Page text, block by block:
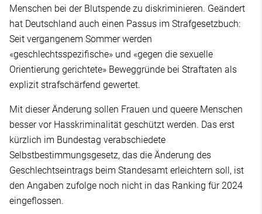
Menschen bei der Blutspende zu diskriminieren. Geändert
hat Deutschland auch einen Passus im Strafgesetzbuch:
Seit vergangenem Sommer werden
«geschlechtsspezifische» und «gegen die sexuelle
Orientierung gerichtete» Beweggründe bei Straftaten als
explizit strafschärfend gewertet.
Mit dieser Änderung sollen Frauen und queere Menschen
besser vor Hasskriminalität geschützt werden. Das erst
kürzlich im Bundestag verabschiedete
Selbstbestimmungsgesetz, das die Änderung des
Geschlechtseintrags beim Standesamt erleichtern soll, ist
den Angaben zufolge noch nicht in das Ranking für 2024
eingeflossen.